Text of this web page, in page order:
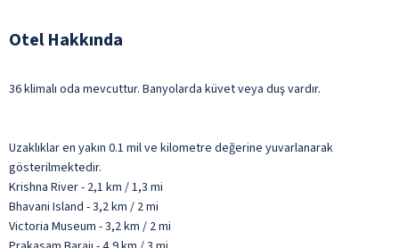
Otel Hakkında
36 klimalı oda mevcuttur. Banyolarda küvet veya duş vardır.
Uzaklıklar en yakın 0.1 mil ve kilometre değerine yuvarlanarak
gösterilmektedir.
Krishna River - 2,1 km / 1,3 mi
Bhavani Island - 3,2 km / 2 mi
Victoria Museum - 3,2 km / 2 mi